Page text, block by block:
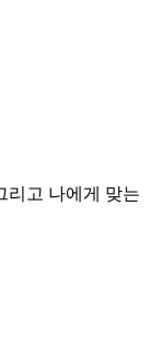
리고 나에게 맞는